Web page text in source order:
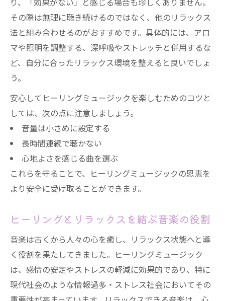
その際は無理に聴き続けるのではなく、他のリラックス
法と組み合わせるのがおすすめです。具体的には、アロ
マや照明を調整する、深呼吸やストレッチと併用するな
ど、自分に合ったリラックス環境を整えると良いでしょ
う。
安心してヒーリングミュージックを楽しむためのコツと
しては、次の点に注意しましょう。
音量は小さめに設定する
長時間連続で聴かない
心地よさを感じる曲を選ぶ
これらを守ることで、ヒーリングミュージックの恩恵を
より安全に受け取ることができます。
ヒーリングとリラックスを結ぶ音楽の役割
音楽は古くから人々の心を癒し、リラックス状態へと導
く役割を果たしてきました。ヒーリングミュージック
は、感情の安定やストレスの軽減に効果的であり、特に
現代社会のような情報過多・ストレス社会においてその